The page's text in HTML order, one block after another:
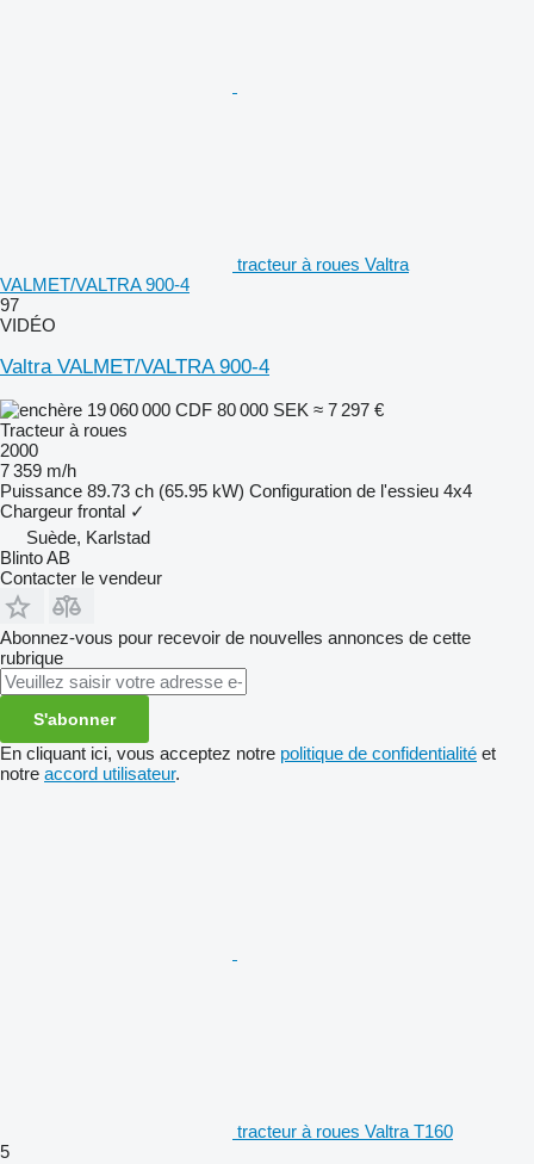
tracteur à roues Valtra
VALMET/VALTRA 900-4
97
VIDÉO
Valtra VALMET/VALTRA 900-4
19 060 000 CDF 80 000 SEK ≈ 7 297 €
Tracteur à roues
2000
7 359 m/h
Puissance 89.73 ch (65.95 kW) Configuration de l'essieu 4x4
Chargeur frontal ✓
Suède, Karlstad
Blinto AB
Contacter le vendeur
Abonnez-vous pour recevoir de nouvelles annonces de cette
rubrique
S'abonner
En cliquant ici, vous acceptez notre politique de confidentialité et
notre accord utilisateur.
tracteur à roues Valtra T160
5